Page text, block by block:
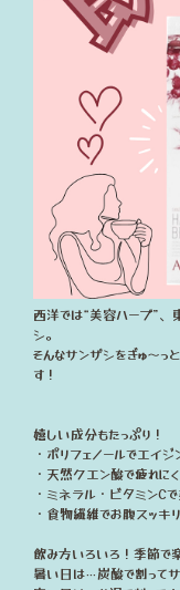
西洋では“美容ハーブ”、
シ。
そんなサンザシをぎゅ～っ
す！
嬉しい成分もたっぷり！
・ポリフェノールでエイ
・天然クエン酸で疲れに
・ミネラル・ビタミンC
・食物繊維でお腹スッキリ
飲み方いろいろ！季節で
暑い日は…炭酸で割ってサ